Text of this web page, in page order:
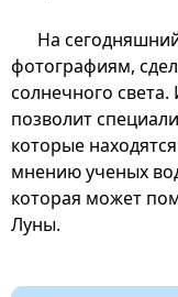
На
фотографиям,
солнечного
позволит
которые
мнению ученых
которая может
Луны.